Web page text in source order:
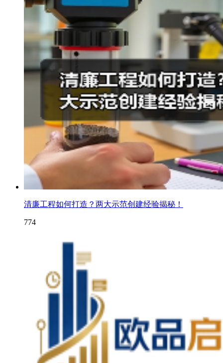
清廉工程如何打造？两大示范创建经验揭秘！
774